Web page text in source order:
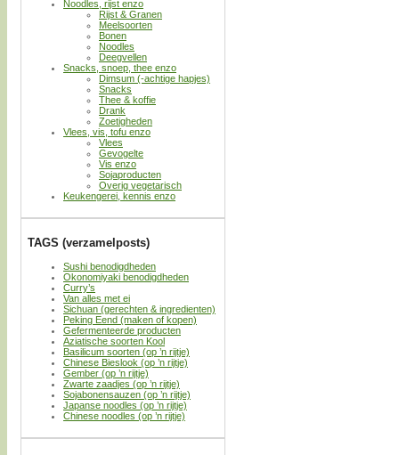
Noodles, rijst enzo
Rijst & Granen
Meelsoorten
Bonen
Noodles
Deegvellen
Snacks, snoep, thee enzo
Dimsum (-achtige hapjes)
Snacks
Thee & koffie
Drank
Zoetigheden
Vlees, vis, tofu enzo
Vlees
Gevogelte
Vis enzo
Sojaproducten
Overig vegetarisch
Keukengerei, kennis enzo
TAGS (verzamelposts)
Sushi benodigdheden
Okonomiyaki benodigdheden
Curry’s
Van alles met ei
Sichuan (gerechten & ingredienten)
Peking Eend (maken of kopen)
Gefermenteerde producten
Aziatische soorten Kool
Basilicum soorten (op ’n rijtje)
Chinese Bieslook (op ’n rijtje)
Gember (op ’n rijtje)
Zwarte zaadjes (op ’n rijtje)
Sojabonensauzen (op ’n rijtje)
Japanse noodles (op ’n rijtje)
Chinese noodles (op ’n rijtje)